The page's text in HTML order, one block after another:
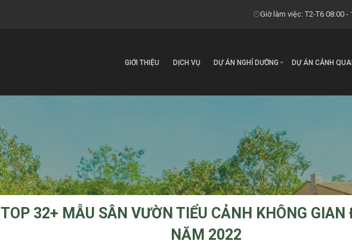
Giờ làm việc: T2-T6 08:00 -
GIỚI THIỆU DỊCH VỤ DỰ ÁN NGHỈ DƯỠNG DỰ ÁN CẢNH
TOP 32+ MẪU SÂN VƯỜN TIỂU CẢNH KHÔNG GIAN
NĂM 2022